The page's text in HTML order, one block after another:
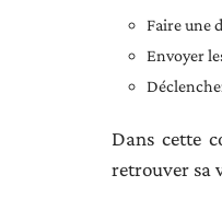
Faire une
Envoyer
Dans cette
retrouver sa